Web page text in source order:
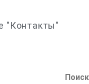
"Контакты"